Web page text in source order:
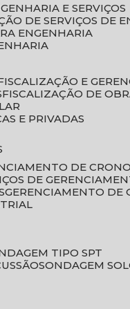
E SERVIÇOS
DE SERVIÇOS DE
ENGENHARIA
FISCALIZAÇÃO E
FISCALIZAÇÃO DE
E PRIVADAS
DE
DE
GERENCIAMENTO
TIPO SPT
SONDAGEM